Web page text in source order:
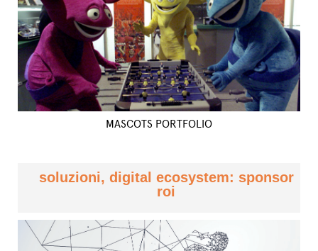
MASCOTS PORTFOLIO
soluzioni, digital ecosystem: sponsor
roi